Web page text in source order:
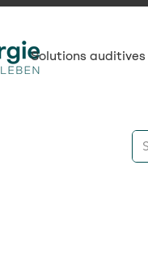
Solutions auditives